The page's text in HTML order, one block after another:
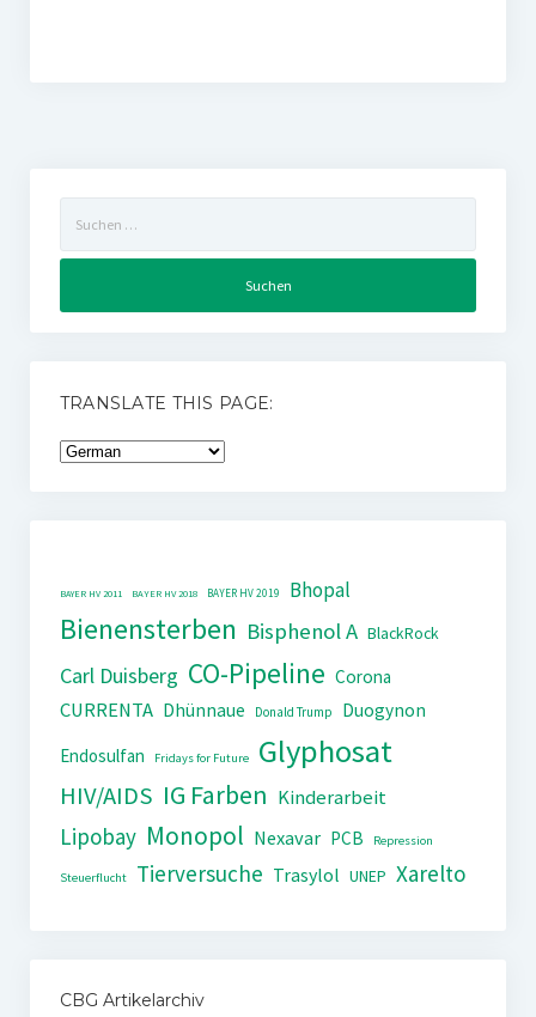
nach:
TRANSLATE THIS PAGE:
BAYER HV 2011 BAYER HV 2018 BAYER HV 2019 Bhopal
Bienensterben Bisphenol A BlackRock
Carl Duisberg CO-Pipeline Corona
CURRENTA Dhünnaue Donald Trump
Duogynon
Endosulfan
Fridays for Future Glyphosat
HIV/AIDS IG Farben Kinderarbeit
Lipobay Monopol Nexavar PCB Repression
Steuerflucht Tierversuche Trasylol UNEP Xarelto
CBG Artikelarchiv